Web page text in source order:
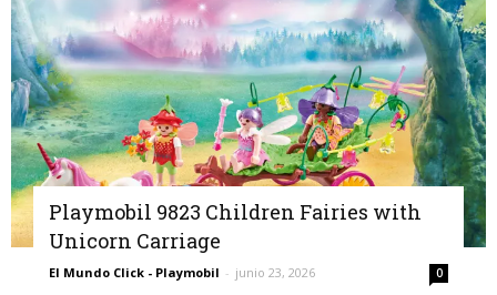
Playmobil 9823 Children Fairies with
Unicorn Carriage
El Mundo Click - Playmobil - junio 23, 2026 0